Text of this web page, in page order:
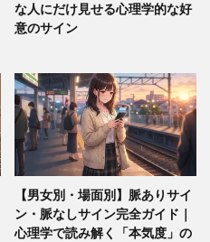
な人にだけ見せる心理学的な好
意のサイン
【男女別・場面別】脈ありサイ
ン・脈なしサイン完全ガイド｜
心理学で読み解く「本気度」の